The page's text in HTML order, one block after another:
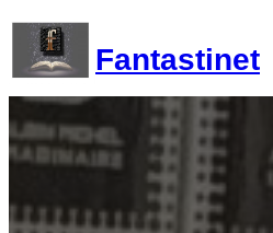
contenu
Fantastinet